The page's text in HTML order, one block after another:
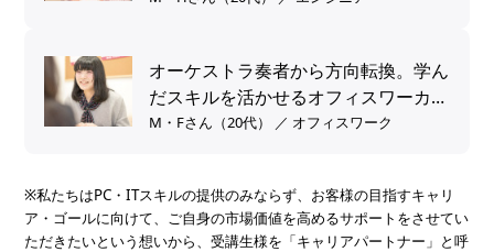
オーケストラ奏者から方向転換。学ん
だスキルを活かせるオフィスワーカー
へ。
M・Fさん（20代） ／ オフィスワーク
※私たちはPC・ITスキルの提供のみならず、お客様の目指すキャリ
ア・ゴールに向けて、ご自身の市場価値を高めるサポートをさせてい
ただきたいという想いから、受講生様を「キャリアパートナー」と呼